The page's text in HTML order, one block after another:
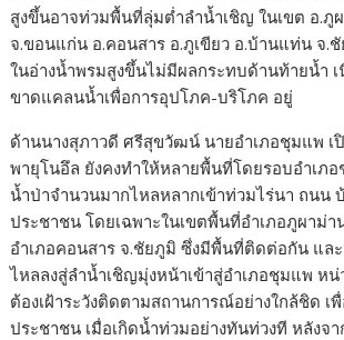
สูงขึ้นอาจท่วมพื้นที่ลุ่มต่ำลำน้ำเชิญ ในเขต อ.ภู
จ.ขอนแก่น อ.คอนสาร อ.ภูเขียว อ.บ้านแท่น จ.
ในอ่างน้ำพรมสูงขึ้นไม่มีผลกระทบด้านท้ายน้ำ
ขาดแคลนน้ำเพื่อการอุปโภค-บริโภค อยู่
ด้านนางสุภาวดี ศรีสุขวัฒน์ นายอำเภอชุมแพ เ
พายุโนอึล ยังคงทำให้หลายพื้นที่โดยรอบอำเภ
น้ำป่าจำนวนมากไหลหลากเข้าท่วมไร่นา ถนน
ประชาชน โดยเฉพาะในเขตพื้นที่อำเภอภูผาม่
อำเภอคอนสาร จ.ชัยภูมิ ซึ่งมีพื้นที่ติดต่อกัน แล
ไหลลงสู่ลำน้ำเชิญมุ่งหน้าเข้าสู่อำเภอชุมแพ หน่
ต้องเฝ้าระวังติดตามสถานการณ์อย่างใกล้ชิด เ
ประชาชน เมื่อเกิดน้ำท่วมอย่างทันท่วงที หลังจ